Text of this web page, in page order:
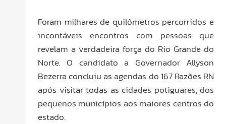
Foram milhares de quilômetros percorridos e
incontáveis encontros com pessoas que
revelam a verdadeira força do Rio Grande do
Norte. O candidato a Governador Allyson
Bezerra concluiu as agendas do 167 Razões RN
após visitar todas as cidades potiguares, dos
pequenos municípios aos maiores centros do
estado.